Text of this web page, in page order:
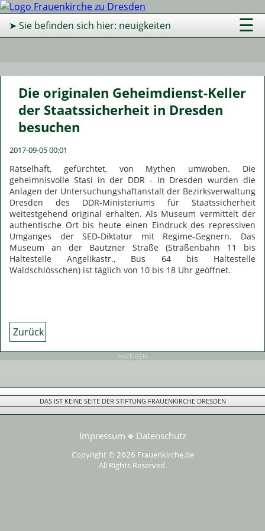
☰
➤ Sie befinden sich hier: neuigkeiten
Die originalen Geheimdienst-Keller
der Staatssicherheit in Dresden
besuchen
2017-09-05 00:01
Rätselhaft, gefürchtet, von Mythen umwoben. Die
geheimnisvolle Stasi in der DDR - in Dresden wurden die
Anlagen der Untersuchungshaftanstalt der Bezirksverwaltung
Dresden des DDR-Ministeriums für Staatssicherheit
weitestgehend original erhalten. Als Museum vermittelt der
authentische Ort bis heute einen Eindruck des repressiven
Umganges der SED-Diktatur mit Regime-Gegnern. Das
Museum an der Bautzner Straße (Straßenbahn 11 bis
Haltestelle Angelikastr., Bus 64 bis Haltestelle
Waldschlösschen) ist täglich von 10 bis 18 Uhr geöffnet.
Zurück
ANZEIGEN
DAS IST KEINE SEITE DER STIFTUNG FRAUENKIRCHE DRESDEN
Impressum ❖ Datenschutz
Copyright © 2026 Frauenkirche.de
All Rights Reserved.